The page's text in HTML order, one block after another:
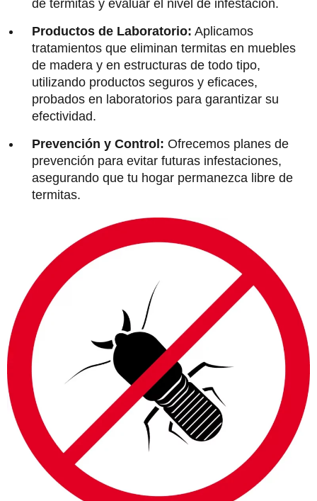
de termitas y evaluar el nivel de infestación.
Productos de Laboratorio: Aplicamos
tratamientos que eliminan termitas en muebles
de madera y en estructuras de todo tipo,
utilizando productos seguros y eficaces,
probados en laboratorios para garantizar su
efectividad.
Prevención y Control: Ofrecemos planes de
prevención para evitar futuras infestaciones,
asegurando que tu hogar permanezca libre de
termitas.